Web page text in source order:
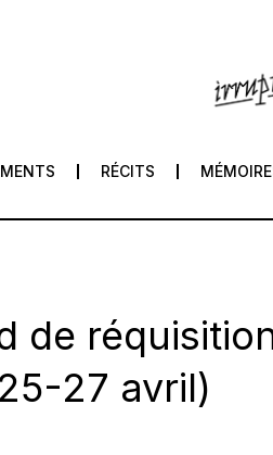
RÉCITS
de
27 avril)